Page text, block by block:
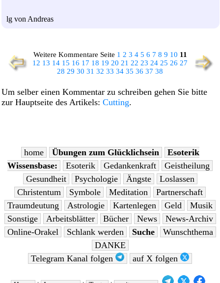
lg von Andreas
Weitere Kommentare Seite 1 2 3 4 5 6 7 8 9 10 11
12 13 14 15 16 17 18 19 20 21 22 23 24 25 26 27
28 29 30 31 32 33 34 35 36 37 38
Um selber einen Kommentar zu schreiben gehen Sie bitte
zur Hauptseite des Artikels: Cutting.
home Übungen zum Glücklichsein
Esoterik
Wissensbase:
Esoterik Gedankenkraft
Geistheilung
Gesundheit
Psychologie Ängste
Loslassen
Christentum
Symbole Meditation
Partnerschaft
Traumdeutung
Astrologie Kartenlegen Geld
Musik
Sonstige
Arbeitsblätter Bücher News
News-Archiv
Online-Orakel
Schlank werden Suche
Wunschthema
DANKE
Telegram Kanal folgen
auf X folgen